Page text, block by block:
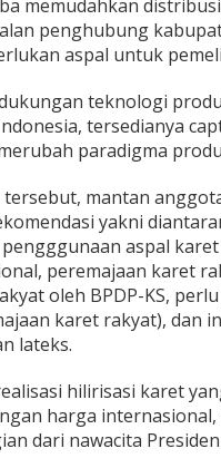
memudahkan
penghubung
aspal untuk
teknologi
tersedianya
paradigma
mantan
yakni
pengggunaan aspal
peremajaan karet
oleh BPDP-KS,
karet rakyat), dan
lateks.
hilirisasi karet
harga
dari nawacita